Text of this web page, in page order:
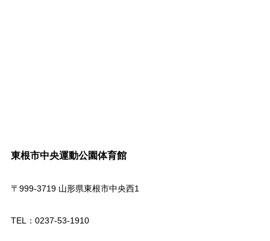
東根市中央運動公園体育館
〒999-3719 山形県東根市中央西1
TEL：0237-53-1910